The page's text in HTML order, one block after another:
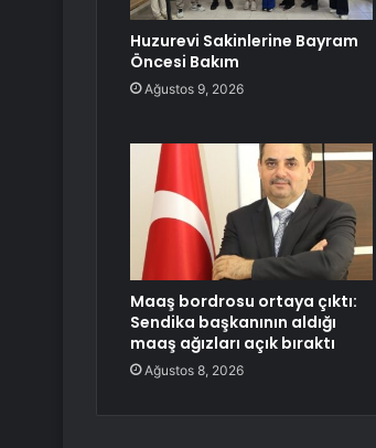
Huzurevi Sakinlerine Bayram
Öncesi Bakım
Ağustos 9, 2026
Maaş bordrosu ortaya çıktı:
Sendika başkanının aldığı
maaş ağızları açık bıraktı
Ağustos 8, 2026